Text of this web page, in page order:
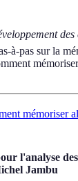
à-pas sur la
mémoriser
l'analyse
Jambu